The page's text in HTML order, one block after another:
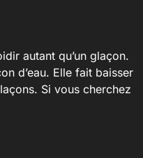
autant qu’un glaçon.
d’eau. Elle fait baisser
Si vous cherchez